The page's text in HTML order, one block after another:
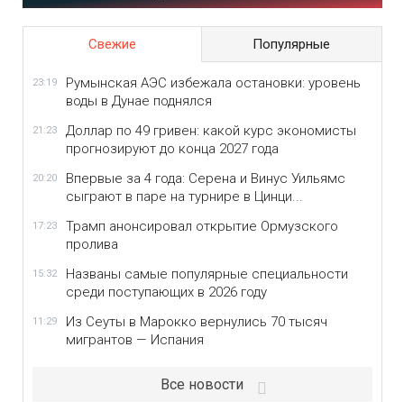
Свежие Популярные
23:19
Румынская АЭС избежала остановки: уровень
воды в Дунае поднялся
21:23
Доллар по 49 гривен: какой курс экономисты
прогнозируют до конца 2027 года
20:20
Впервые за 4 года: Серена и Винус Уильямс
сыграют в паре на турнире в Цинци...
17:23
Трамп анонсировал открытие Ормузского
пролива
15:32
Названы самые популярные специальности
среди поступающих в 2026 году
11:29
Из Сеуты в Марокко вернулись 70 тысяч
мигрантов — Испания
Все новости